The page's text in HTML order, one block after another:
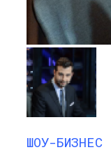
ШОУ-БИЗНЕС